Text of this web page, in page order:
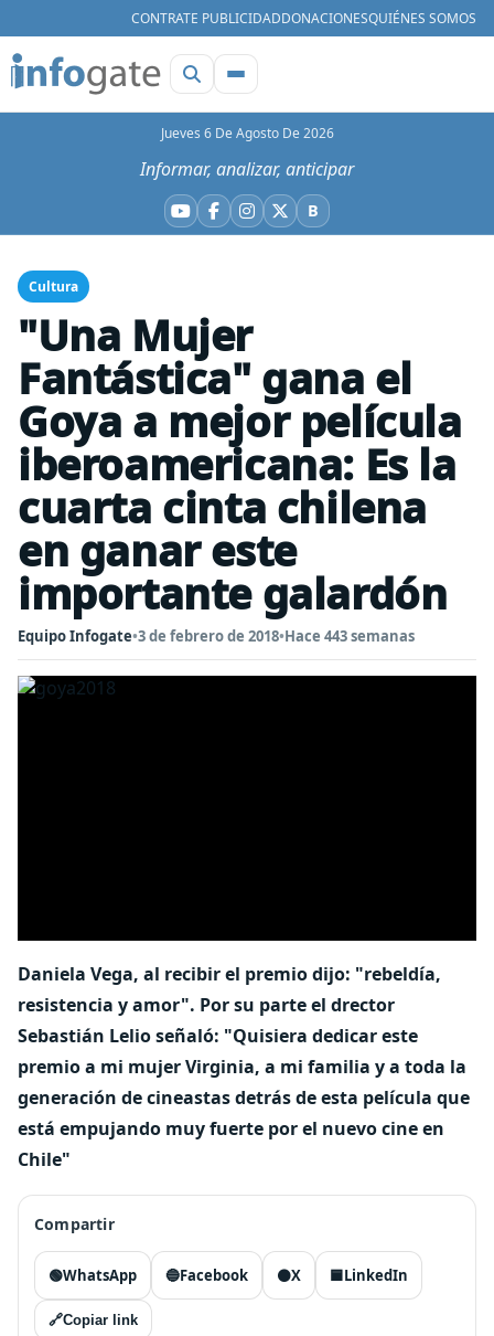
CONTRATE PUBLICIDADDONACIONESQUIÉNES SOMOS
Jueves 6 De Agosto De 2026
Informar, analizar, anticipar
YouTube
Facebook
Instagram
X BBluesky
Cultura
"Una Mujer
Fantástica" gana el
Goya a mejor película
iberoamericana: Es la
cuarta cinta chilena
en ganar este
importante galardón
Equipo Infogate•3 de febrero de 2018•Hace 443 semanas
Daniela Vega, al recibir el premio dijo: "rebeldía,
resistencia y amor". Por su parte el drector
Sebastián Lelio señaló: "Quisiera dedicar este
premio a mi mujer Virginia, a mi familia y a toda la
generación de cineastas detrás de esta película que
está empujando muy fuerte por el nuevo cine en
Chile"
Compartir
🟢WhatsApp 🔵Facebook ⚫X 🟦LinkedIn
🔗Copiar link